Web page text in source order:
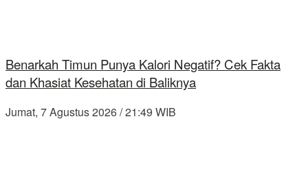
Benarkah Timun Punya Kalori Negatif? Cek Fakta
dan Khasiat Kesehatan di Baliknya
Jumat, 7 Agustus 2026 / 21:49 WIB